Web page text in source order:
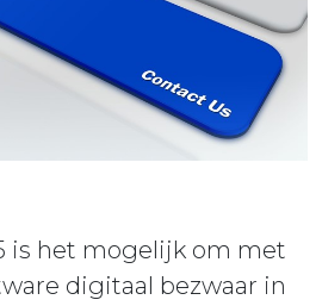
is het mogelijk om met
digitaal bezwaar in